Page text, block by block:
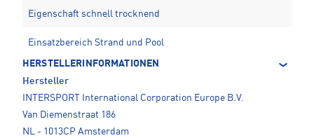
Eigenschaft schnell trocknend
Einsatzbereich Strand und Pool
HERSTELLERINFORMATIONEN
Hersteller
INTERSPORT International Corporation Europe B.V.
Van Diemenstraat 186
NL - 1013CP Amsterdam